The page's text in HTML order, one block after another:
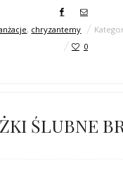
, chryzantemy
0
ŚLUBNE